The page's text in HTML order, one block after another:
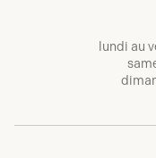
lundi au